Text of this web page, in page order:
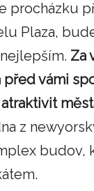
procházku
Plaza,
Za
před vámi
z
budov,